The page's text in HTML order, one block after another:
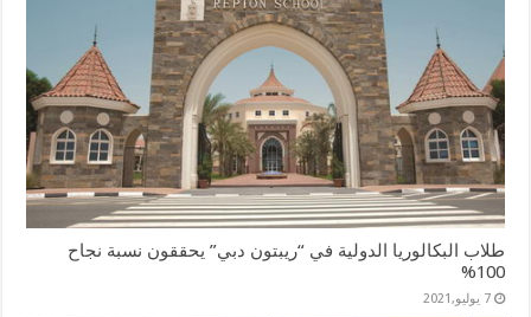
طلاب البكالوريا الدولية في “ريبتون دبي” يحققون نسبة نجاح
100%
7 يوليو,2021